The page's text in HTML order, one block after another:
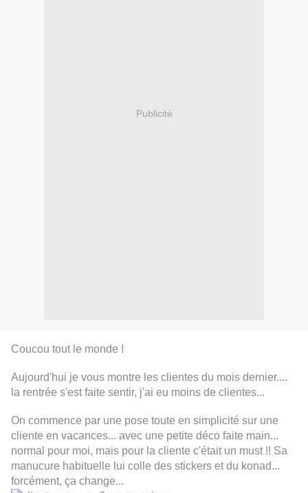
Publicité
Coucou tout le monde !
Aujourd'hui je vous montre les clientes du mois dernier....
la rentrée s'est faite sentir, j'ai eu moins de clientes...
On commence par une pose toute en simplicité sur une
cliente en vacances... avec une petite déco faite main...
normal pour moi, mais pour la cliente c'était un must !! Sa
manucure habituelle lui colle des stickers et du konad...
forcément, ça change...